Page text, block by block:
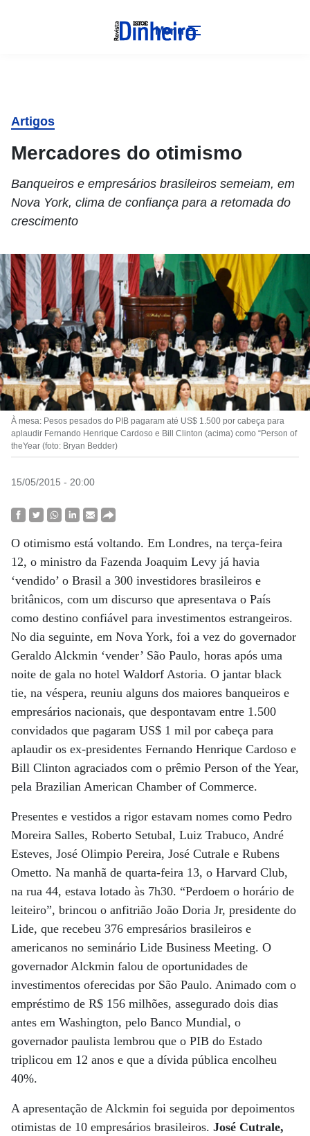
Menu
Artigos
Mercadores do otimismo
Banqueiros e empresários brasileiros semeiam, em
Nova York, clima de confiança para a retomada do
crescimento
À mesa: Pesos pesados do PIB pagaram até US$ 1.500 por cabeça para
aplaudir Fernando Henrique Cardoso e Bill Clinton (acima) como “Person of
theYear (foto: Bryan Bedder)
15/05/2015 - 20:00
O otimismo está voltando. Em Londres, na terça-feira
12, o ministro da Fazenda Joaquim Levy já havia
‘vendido’ o Brasil a 300 investidores brasileiros e
britânicos, com um discurso que apresentava o País
como destino confiável para investimentos estrangeiros.
No dia seguinte, em Nova York, foi a vez do governador
Geraldo Alckmin ‘vender’ São Paulo, horas após uma
noite de gala no hotel Waldorf Astoria. O jantar black
tie, na véspera, reuniu alguns dos maiores banqueiros e
empresários nacionais, que despontavam entre 1.500
convidados que pagaram US$ 1 mil por cabeça para
aplaudir os ex-presidentes Fernando Henrique Cardoso e
Bill Clinton agraciados com o prêmio Person of the Year,
pela Brazilian American Chamber of Commerce.
Presentes e vestidos a rigor estavam nomes como Pedro
Moreira Salles, Roberto Setubal, Luiz Trabuco, André
Esteves, José Olimpio Pereira, José Cutrale e Rubens
Ometto. Na manhã de quarta-feira 13, o Harvard Club,
na rua 44, estava lotado às 7h30. “Perdoem o horário de
leiteiro”, brincou o anfitrião João Doria Jr, presidente do
Lide, que recebeu 376 empresários brasileiros e
americanos no seminário Lide Business Meeting. O
governador Alckmin falou de oportunidades de
investimentos oferecidas por São Paulo. Animado com o
empréstimo de R$ 156 milhões, assegurado dois dias
antes em Washington, pelo Banco Mundial, o
governador paulista lembrou que o PIB do Estado
triplicou em 12 anos e que a dívida pública encolheu
40%.
A apresentação de Alckmin foi seguida por depoimentos
otimistas de 10 empresários brasileiros. José Cutrale,